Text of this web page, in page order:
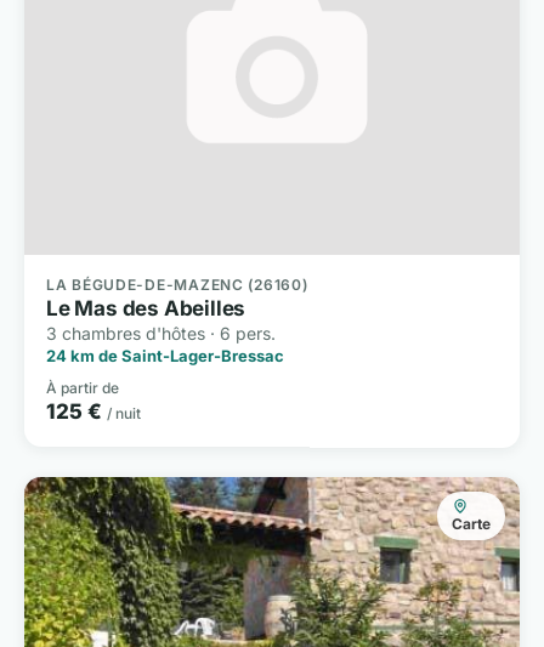
LA BÉGUDE-DE-MAZENC (26160)
Le Mas des Abeilles
3 chambres d'hôtes · 6 pers.
24 km de Saint-Lager-Bressac
À partir de
125 € / nuit
Carte